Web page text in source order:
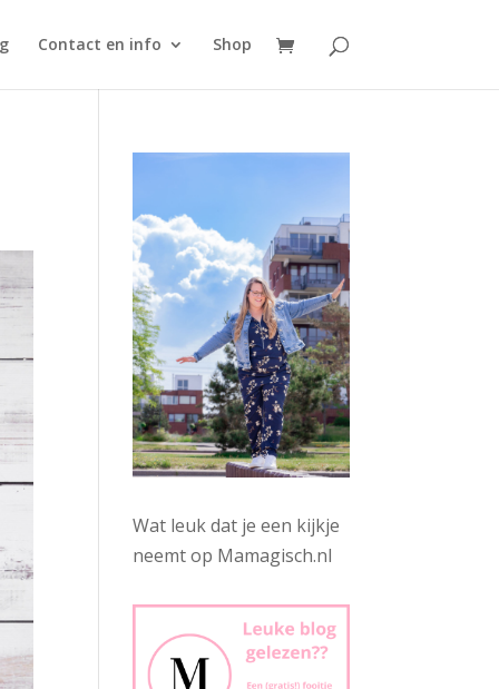
Contact en info Shop
Wat leuk dat je een kijkje
neemt op Mamagisch.nl